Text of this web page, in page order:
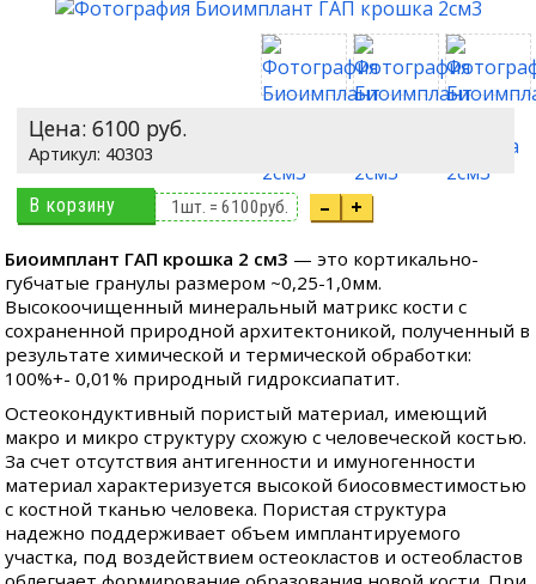
Цена:6100 руб.
40303
В корзину 1шт. =6100руб. – +
Биоимплант ГАП крошка 2 см3 — это кортикально-
губчатые гранулы размером ~0,25-1,0мм.
Высокоочищенный минеральный матрикс кости с
сохраненной природной архитектоникой, полученный в
результате химической и термической обработки:
100%+- 0,01% природный гидроксиапатит.
Остеокондуктивный пористый материал, имеющий
макро и микро структуру схожую с человеческой костью.
За счет отсутствия антигенности и имуногенности
материал характеризуется высокой биосовместимостью
с костной тканью человека. Пористая структура
надежно поддерживает объем имплантируемого
участка, под воздействием остеокластов и остеобластов